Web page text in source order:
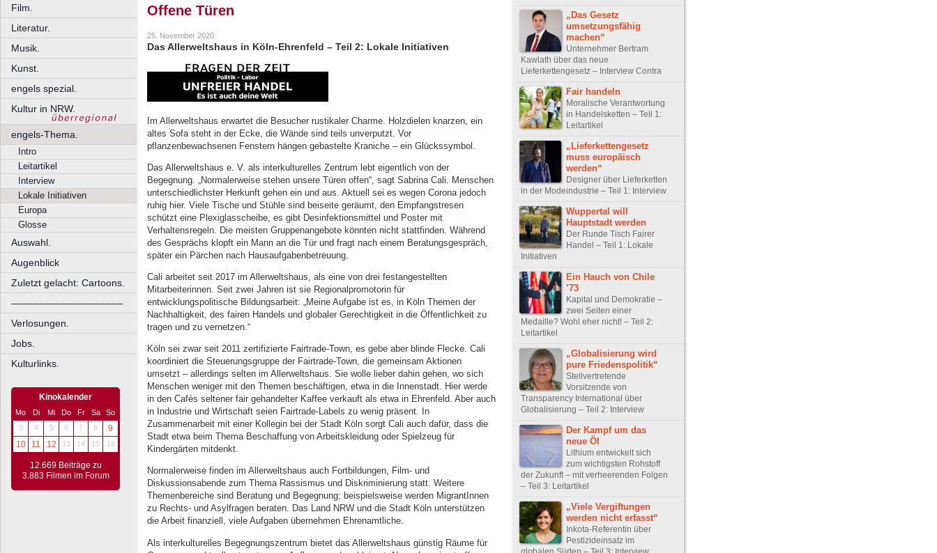
Film.
Literatur.
Musik.
Kunst.
engels spezial.
Kultur in NRW.
engels-Thema.
Intro
Leitartikel
Interview
Lokale Initiativen
Europa
Glosse
Auswahl.
Augenblick
Zuletzt gelacht: Cartoons.
––––––––––––––––––––
Verlosungen.
Jobs.
Kulturlinks.
Kinokalender
Mo Di Mi Do Fr Sa
So
3
4 5 6 7 8
9
10
11 12 13 14 15 16
12.669 Beiträge zu
3.883 Filmen im Forum
Offene Türen
25. November 2020
Das Allerweltshaus in Köln-Ehrenfeld – Teil 2: Lokale Initiativen
Im Allerweltshaus erwartet die Besucher rustikaler Charme. Holzdielen knarzen, ein
altes Sofa steht in der Ecke, die Wände sind teils unverputzt. Vor
pflanzenbewachsenen Fenstern hängen gebastelte Kraniche – ein Glückssymbol.
Das Allerweltshaus e. V. als interkulturelles Zentrum lebt eigentlich von der
Begegnung. „Normalerweise stehen unsere Türen offen“, sagt Sabrina Cali. Menschen
unterschiedlichster Herkunft gehen ein und aus. Aktuell sei es wegen Corona jedoch
ruhig hier. Viele Tische und Stühle sind beiseite geräumt, den Empfangstresen
schützt eine Plexiglasscheibe, es gibt Desinfektionsmittel und Poster mit
Verhaltensregeln. Die meisten Gruppenangebote könnten nicht stattfinden. Während
des Gesprächs klopft ein Mann an die Tür und fragt nach einem Beratungsgespräch,
später ein Pärchen nach Hausaufgabenbetreuung.
Cali arbeitet seit 2017 im Allerweltshaus, als eine von drei festangestellten
Mitarbeiterinnen. Seit zwei Jahren ist sie Regionalpromotorin für
entwicklungspolitische Bildungsarbeit: „Meine Aufgabe ist es, in Köln Themen der
Nachhaltigkeit, des fairen Handels und globaler Gerechtigkeit in die Öffentlichkeit zu
tragen und zu vernetzen.“
Köln sei zwar seit 2011 zertifizierte Fairtrade-Town, es gebe aber blinde Flecke. Cali
koordiniert die Steuerungsgruppe der Fairtrade-Town, die gemeinsam Aktionen
umsetzt – allerdings selten im Allerweltshaus. Sie wolle lieber dahin gehen, wo sich
Menschen weniger mit den Themen beschäftigen, etwa in die Innenstadt. Hier werde
in den Cafés seltener fair gehandelter Kaffee verkauft als etwa in Ehrenfeld. Aber auch
in Industrie und Wirtschaft seien Fairtrade-Labels zu wenig präsent. In
Zusammenarbeit mit einer Kollegin bei der Stadt Köln sorgt Cali auch dafür, dass die
Stadt etwa beim Thema Beschaffung von Arbeitskleidung oder Spielzeug für
Kindergärten mitdenkt.
Normalerweise finden im Allerweltshaus auch Fortbildungen, Film- und
Diskussionsabende zum Thema Rassismus und Diskriminierung statt. Weitere
Themenbereiche sind Beratung und Begegnung; beispielsweise werden MigrantInnen
zu Rechts- und Asylfragen beraten. Das Land NRW und die Stadt Köln unterstützen
die Arbeit finanziell, viele Aufgaben übernehmen Ehrenamtliche.
Als interkulturelles Begegnungszentrum bietet das Allerweltshaus günstig Räume für
„Das Gesetz
umsetzungsfähig
machen“
Unternehmer Bertram
Kawlath über das neue
Lieferkettengesetz – Interview Contra
Fair handeln
Moralische Verantwortung
in Handelsketten – Teil 1:
Leitartikel
„Lieferkettengesetz
muss europäisch
werden“
Designer über Lieferketten
in der Modeindustrie – Teil 1: Interview
Wuppertal will
Hauptstadt werden
Der Runde Tisch Fairer
Handel – Teil 1: Lokale
Initiativen
Ein Hauch von Chile
’73
Kapital und Demokratie –
zwei Seiten einer
Medaille? Wohl eher nicht! – Teil 2:
Leitartikel
„Globalisierung wird
pure Friedenspolitik“
Stellvertretende
Vorsitzende von
Transparency International über
Globalisierung – Teil 2: Interview
Der Kampf um das
neue Öl
Lithium entwickelt sich
zum wichtigsten Rohstoff
der Zukunft – mit verheerenden Folgen
– Teil 3: Leitartikel
„Viele Vergiftungen
werden nicht erfasst“
Inkota-Referentin über
Pestizideinsatz im